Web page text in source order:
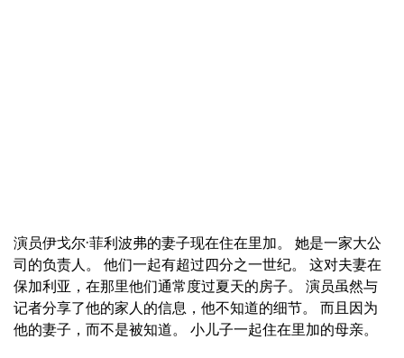
演员伊戈尔·菲利波弗的妻子现在住在里加。 她是一家大公
司的负责人。 他们一起有超过四分之一世纪。 这对夫妻在
保加利亚，在那里他们通常度过夏天的房子。 演员虽然与
记者分享了他的家人的信息，他不知道的细节。 而且因为
他的妻子，而不是被知道。 小儿子一起住在里加的母亲。